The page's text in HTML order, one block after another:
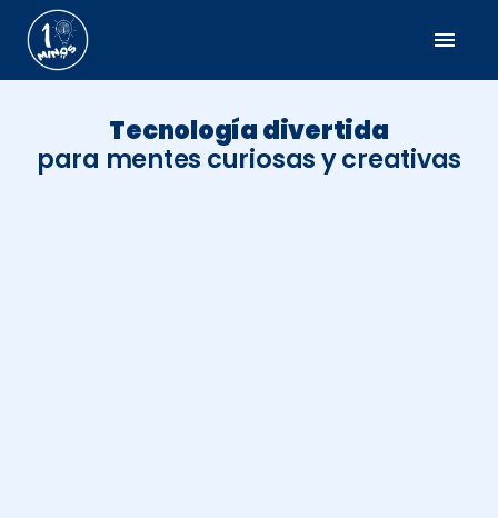
menu
Tecnología divertida
para mentes curiosas y creativas